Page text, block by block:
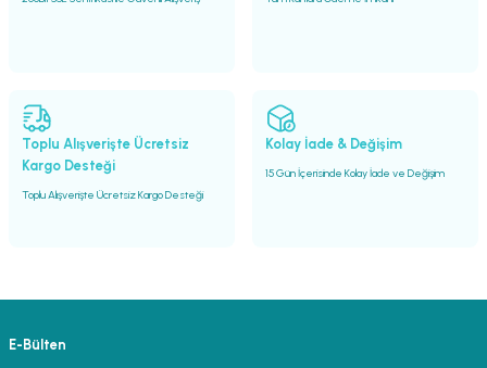
Toplu Alışverişte Ücretsiz
Kargo Desteği
Toplu Alışverişte Ücretsiz Kargo Desteği
Kolay İade & Değişim
15 Gün İçerisinde Kolay İade ve Değişim
E-Bülten